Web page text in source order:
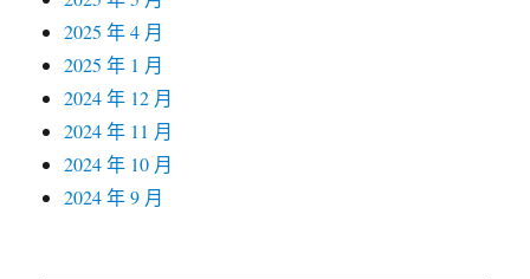
2025 年 4 月
2025 年 1 月
2024 年 12 月
2024 年 11 月
2024 年 10 月
2024 年 9 月